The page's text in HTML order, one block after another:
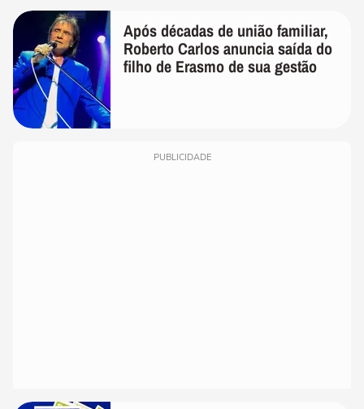
Após décadas de união familiar,
Roberto Carlos anuncia saída do
filho de Erasmo de sua gestão
PUBLICIDADE